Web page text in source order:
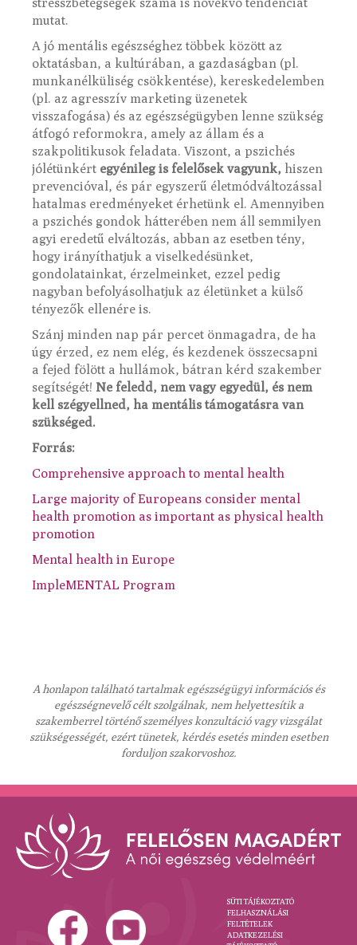
mutat.
A jó mentális egészséghez többek között az
oktatásban, a kultúrában, a gazdaságban (pl.
munkanélküliség csökkentése), kereskedelemben
(pl. az agresszív marketing üzenetek
visszafogása) és az egészségügyben lenne szükség
átfogó reformokra, amely az állam és a
szakpolitikusok feladata. Viszont, a pszichés
jólétünkért egyénileg is felelősek vagyunk, hiszen
prevencióval, és pár egyszerű életmódváltozással
hatalmas eredményeket érhetünk el. Amennyiben
a pszichés gondok hátterében nem áll semmilyen
agyi eredetű elváltozás, abban az esetben tény,
hogy irányíthatjuk a viselkedésünket,
gondolatainkat, érzelmeinket, ezzel pedig
nagyban befolyásolhatjuk az életünket a külső
tényezők ellenére is.
Szánj minden nap pár percet önmagadra, de ha
úgy érzed, ez nem elég, és kezdenek összecsapni
a fejed fölött a hullámok, bátran kérd szakember
segítségét! Ne feledd, nem vagy egyedül, és nem
kell szégyellned, ha mentális támogatásra van
szükséged.
Forrás:
Comprehensive approach to mental health
Large majority of Europeans consider mental
health promotion as important as physical health
promotion
Mental health in Europe
ImpleMENTAL Program
A honlapon található tartalmak egészségügyi információs és
egészségnevelő célt szolgálnak, nem helyettesítik a
szakemberrel történő személyes konzultáció vagy vizsgálat
szükségességét, ezért tünetek, kérdés esetés minden esetben
forduljon szakorvoshoz.
SÜTI TÁJÉKOZTATÓ
FELHASZNÁLÁSI
FELTÉTELEK
ADATKEZELÉSI